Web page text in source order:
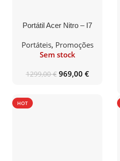
Portátil Acer Nitro – I7
16GB DDR5 / 1TB /
15.6″ FHD / 165Hz /
ANV15-51
Portáteis, Promoções
Sem stock
1299,00€ 969,00 €
HOT